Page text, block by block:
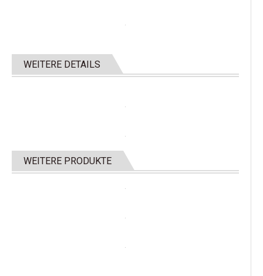
WEITERE DETAILS
WEITERE PRODUKTE